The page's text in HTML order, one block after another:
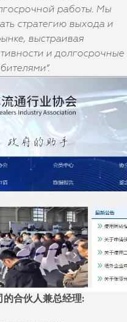
работы. Мы
стратегию выхода и
выстраивая
и долгосрочные
的合伙人兼总经理: